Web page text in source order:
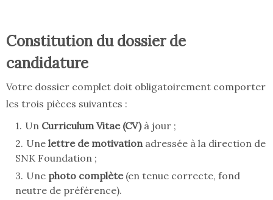
Constitution du dossier de
candidature
Votre dossier complet doit obligatoirement comporter
les trois pièces suivantes :
Un Curriculum Vitae (CV)à jour ;
Une lettre de motivation adressée à la direction de
SNK Foundation ;
Une photo complète(en tenue correcte, fond
neutre de préférence).